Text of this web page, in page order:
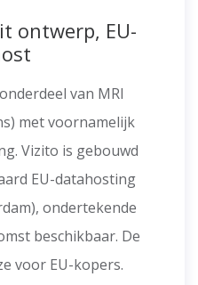
ontwerp, EU-
van MRI
met voornamelijk
Vizito is gebouwd
EU-datahosting
ondertekende
beschikbaar. De
voor EU-kopers.